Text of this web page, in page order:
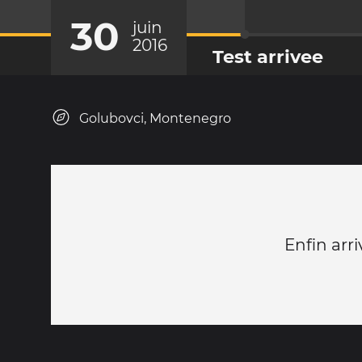
30
juin
2016
Test arrivee
Golubovci, Montenegro
Enfin